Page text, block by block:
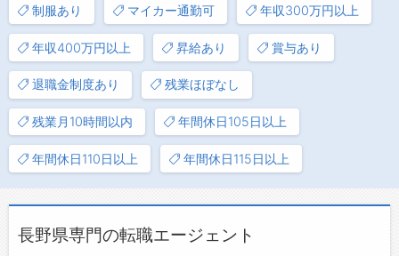
制服あり マイカー通勤可 年収300万円以上
年収400万円以上 昇給あり 賞与あり
退職金制度あり 残業ほぼなし
残業月10時間以内 年間休日105日以上
年間休日110日以上 年間休日115日以上
長野県専門の転職エージェント